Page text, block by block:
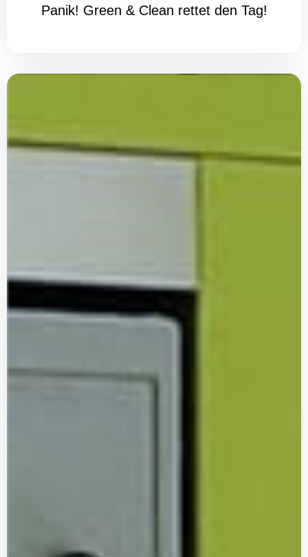
Panik! Green & Clean rettet den Tag!